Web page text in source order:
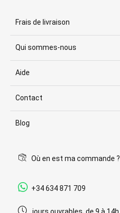
Frais de livraison
Qui sommes-nous
Aide
Contact
Blog
Où en est ma commande ?
+34 634 871 709